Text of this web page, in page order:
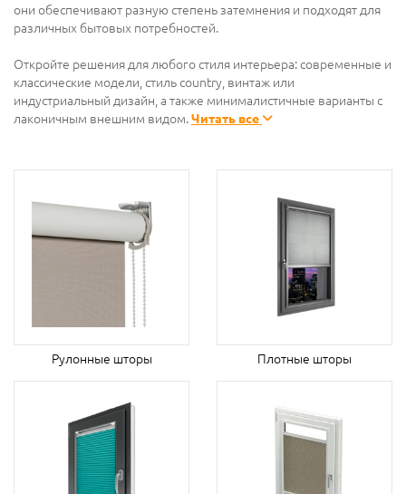
они обеспечивают разную степень затемнения и подходят для
различных бытовых потребностей.
Откройте решения для любого стиля интерьера: современные и
классические модели, стиль country, винтаж или
индустриальный дизайн, а также минималистичные варианты с
лаконичным внешним видом.Читать все
Рулонные шторы Плотные шторы